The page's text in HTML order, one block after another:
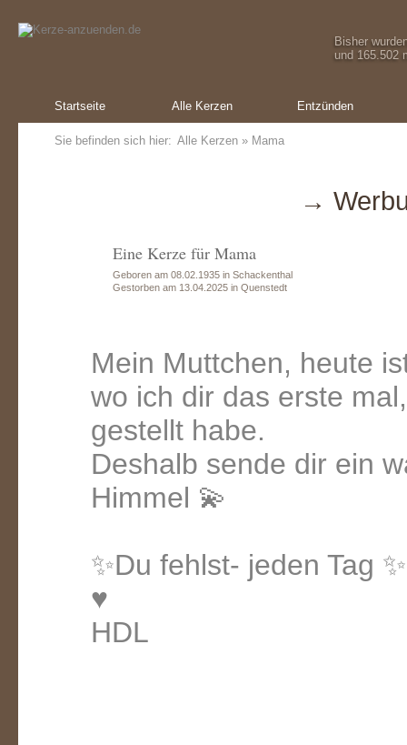
Bisher
und 165.502
Startseite Alle Kerzen Entzünden
Sie befinden sich hier: Alle Kerzen » Mama
→
Eine Kerze für Mama
Geboren am 08.02.1935 in Schackenthal
Gestorben am 13.04.2025 in Quenstedt
Mein Muttchen, heute
wo ich dir das erste
gestellt habe.
Deshalb sende dir ein
Himmel 💫
✨Du fehlst- jeden Tag ✨
♥️
HDL